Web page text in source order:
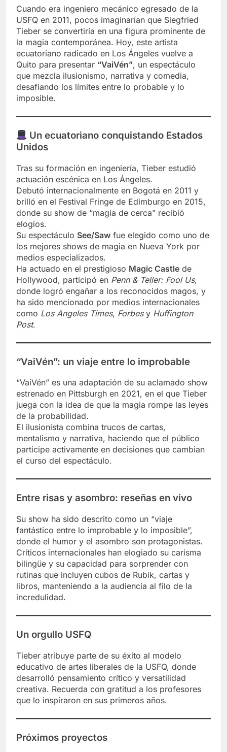
Cuando era ingeniero mecánico egresado de la
USFQ en 2011, pocos imaginarían que Siegfried
Tieber se convertiría en una figura prominente de
la magia contemporánea. Hoy, este artista
ecuatoriano radicado en Los Ángeles vuelve a
Quito para presentar “VaiVén”, un espectáculo
que mezcla ilusionismo, narrativa y comedia,
desafiando los límites entre lo probable y lo
imposible.
Un ecuatoriano conquistando Estados
Unidos
Tras su formación en ingeniería, Tieber estudió
actuación escénica en Los Ángeles.
Debutó internacionalmente en Bogotá en 2011 y
brilló en el Festival Fringe de Edimburgo en 2015,
donde su show de “magia de cerca” recibió
elogios.
Su espectáculo See/Saw fue elegido como uno de
los mejores shows de magia en Nueva York por
medios especializados.
Ha actuado en el prestigioso Magic Castle de
Hollywood, participó en Penn & Teller: Fool Us,
donde logró engañar a los reconocidos magos, y
ha sido mencionado por medios internacionales
como Los Angeles Times, Forbesy Huffington
Post.
“VaiVén”: un viaje entre lo improbable
“VaiVén” es una adaptación de su aclamado show
estrenado en Pittsburgh en 2021, en el que Tieber
juega con la idea de que la magia rompe las leyes
de la probabilidad.
El ilusionista combina trucos de cartas,
mentalismo y narrativa, haciendo que el público
participe activamente en decisiones que cambian
el curso del espectáculo.
Entre risas y asombro: reseñas en vivo
Su show ha sido descrito como un “viaje
fantástico entre lo improbable y lo imposible”,
donde el humor y el asombro son protagonistas.
Críticos internacionales han elogiado su carisma
bilingüe y su capacidad para sorprender con
rutinas que incluyen cubos de Rubik, cartas y
libros, manteniendo a la audiencia al filo de la
incredulidad.
Un orgullo USFQ
Tieber atribuye parte de su éxito al modelo
educativo de artes liberales de la USFQ, donde
desarrolló pensamiento crítico y versatilidad
creativa. Recuerda con gratitud a los profesores
que lo inspiraron en sus primeros años.
Próximos proyectos